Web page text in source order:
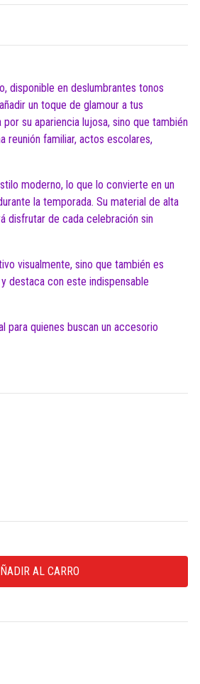
disponible en deslumbrantes tonos
un toque de glamour a tus
su apariencia lujosa, sino que también
reunión familiar, actos escolares,
moderno, lo que lo convierte en un
la temporada. Su material de alta
disfrutar de cada celebración sin
visualmente, sino que también es
destaca con este indispensable
para quienes buscan un accesorio